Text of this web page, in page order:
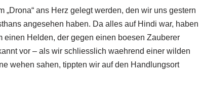
ans Herz gelegt werden, den wir uns gestern
angesehen haben. Da alles auf Hindi war, haben
Helden, der gegen einen boesen Zauberer
vor – als wir schliesslich waehrend einer wilden
wehen sahen, tippten wir auf den Handlungsort